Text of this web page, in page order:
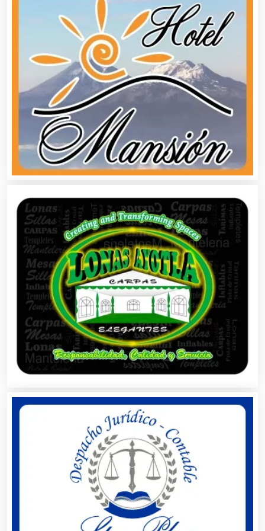
Buceo
Cafeterías
Cajas de Ahorro
Cámaras de Comercio
Camiones para Fletes
Cancelería de Aluminio
Capacitación
Carnicerías
Carpinterías
Centros Comerciales
Centros de Espectáculos